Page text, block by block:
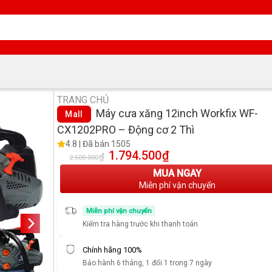
TRANG CHỦ
Mall
Máy cưa xăng 12inch Workfix WF-
CX1202PRO – Động cơ 2 Thì
4.8 | Đã bán 1505
2.600.000₫ Giá gốc là: 2.600.000₫.
1.794.500₫Giá hiện tại là:
MUA NGAY
Miễn phí vận chuyển
Miễn phí vận chuyển
Kiểm tra hàng trước khi thanh toán
Chính hãng 100%
Bảo hành 6 tháng, 1 đổi 1 trong 7 ngày